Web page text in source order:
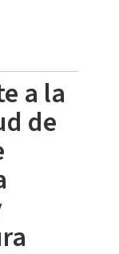
a la
de